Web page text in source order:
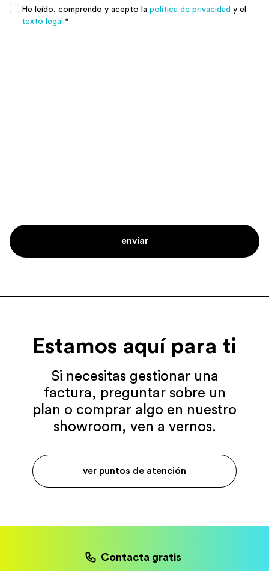
Promociones*
He leído, comprendo y acepto la política de privacidad y el
texto legal .*
Estamos aquí para ti
Si necesitas gestionar una
factura, preguntar sobre un
plan o comprar algo en nuestro
showroom, ven a vernos.
ver puntos de atención
Contacta gratis